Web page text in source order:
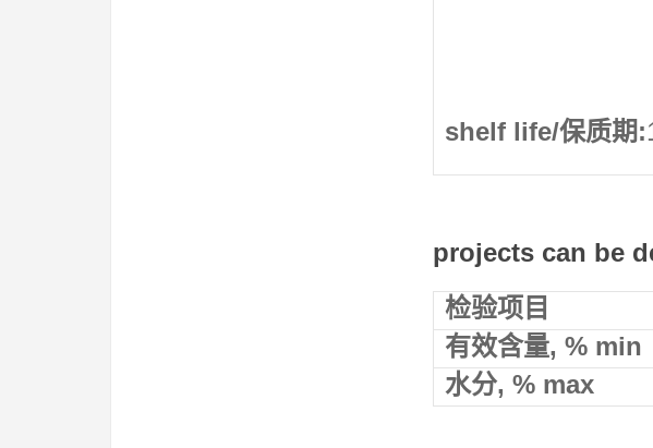
shelf life/保质期:
projects can be
检验项目
有效含量, % min
水分, % max